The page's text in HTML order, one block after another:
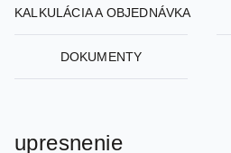
DOKUMENTY
Obľúbená oplotená